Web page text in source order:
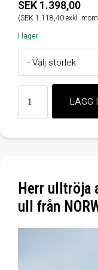
SEK 1.398,00
(SEK 1.118,40 exkl.
I lager
Herr ulltröja
ull från